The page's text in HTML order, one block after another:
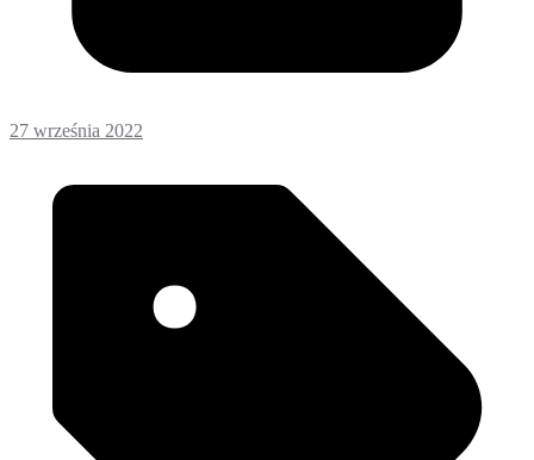
27 września 2022